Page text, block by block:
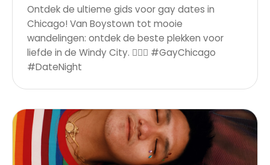
Ontdek de ultieme gids voor gay dates in
Chicago! Van Boystown tot mooie
wandelingen: ontdek de beste plekken voor
liefde in de Windy City. 🏳️‍🌈✨ #GayChicago
#DateNight